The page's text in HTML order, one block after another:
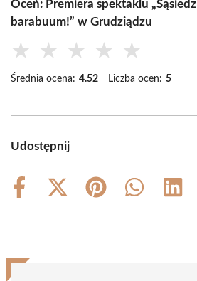
Oceń: Premiera spektaklu
barabuum!” w Grudziądzu
★ ★ ★ ★ ★
Średnia ocena: 4.52 Liczba ocen: 5
Udostępnij
Share
Share
(Twitter)
Share
Share
Share